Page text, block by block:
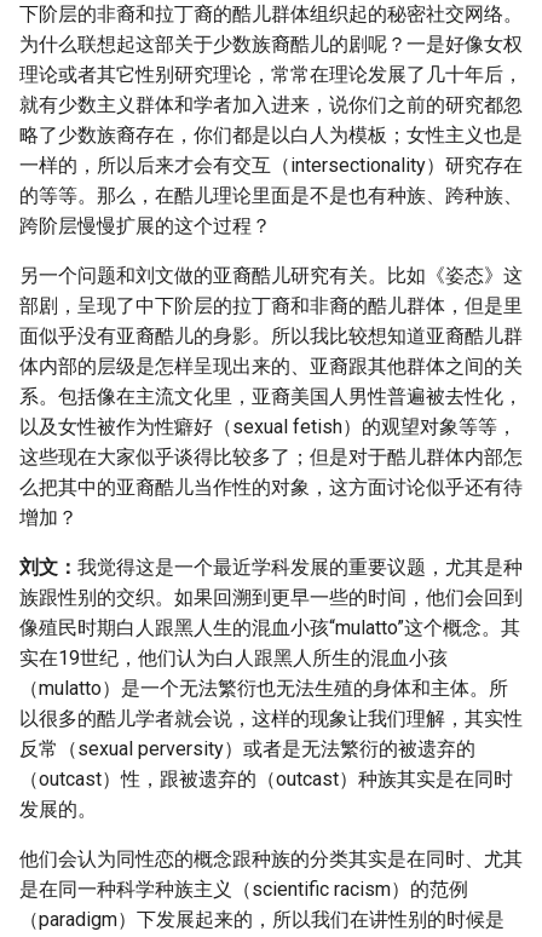
下阶层的非裔和拉丁裔的酷儿群体组织起的秘密社交网络。
为什么联想起这部关于少数族裔酷儿的剧呢？一是好像女权
理论或者其它性别研究理论，常常在理论发展了几十年后，
就有少数主义群体和学者加入进来，说你们之前的研究都忽
略了少数族裔存在，你们都是以白人为模板；女性主义也是
一样的，所以后来才会有交互（intersectionality）研究存在
的等等。那么，在酷儿理论里面是不是也有种族、跨种族、
跨阶层慢慢扩展的这个过程？
另一个问题和刘文做的亚裔酷儿研究有关。比如《姿态》这
部剧，呈现了中下阶层的拉丁裔和非裔的酷儿群体，但是里
面似乎没有亚裔酷儿的身影。所以我比较想知道亚裔酷儿群
体内部的层级是怎样呈现出来的、亚裔跟其他群体之间的关
系。包括像在主流文化里，亚裔美国人男性普遍被去性化，
以及女性被作为性癖好（sexual fetish）的观望对象等等，
这些现在大家似乎谈得比较多了；但是对于酷儿群体内部怎
么把其中的亚裔酷儿当作性的对象，这方面讨论似乎还有待
增加？
刘文： 我觉得这是一个最近学科发展的重要议题，尤其是种
族跟性别的交织。如果回溯到更早一些的时间，他们会回到
像殖民时期白人跟黑人生的混血小孩“mulatto”这个概念。其
实在19世纪，他们认为白人跟黑人所生的混血小孩
（mulatto）是一个无法繁衍也无法生殖的身体和主体。所
以很多的酷儿学者就会说，这样的现象让我们理解，其实性
反常（sexual perversity）或者是无法繁衍的被遗弃的
（outcast）性，跟被遗弃的（outcast）种族其实是在同时
发展的。
他们会认为同性恋的概念跟种族的分类其实是在同时、尤其
是在同一种科学种族主义（scientific racism）的范例
（paradigm）下发展起来的，所以我们在讲性别的时候是